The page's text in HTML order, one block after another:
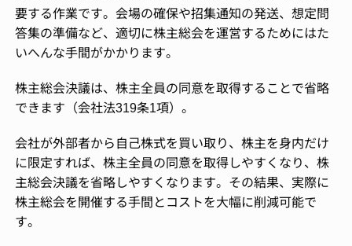
要する作業です。会場の確保や招集通知の発送、想定問
答集の準備など、適切に株主総会を運営するためにはた
いへんな手間がかかります。
株主総会決議は、株主全員の同意を取得することで省略
できます（会社法319条1項）。
会社が外部者から自己株式を買い取り、株主を身内だけ
に限定すれば、株主全員の同意を取得しやすくなり、株
主総会決議を省略しやすくなります。その結果、実際に
株主総会を開催する手間とコストを大幅に削減可能で
す。